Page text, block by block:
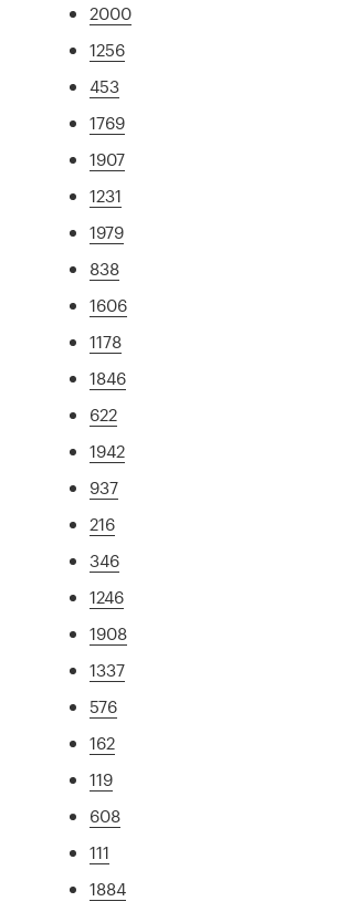
2000
1256
453
1769
1907
1231
1979
838
1606
1178
1846
622
1942
937
216
346
1246
1908
1337
576
162
119
608
111
1884